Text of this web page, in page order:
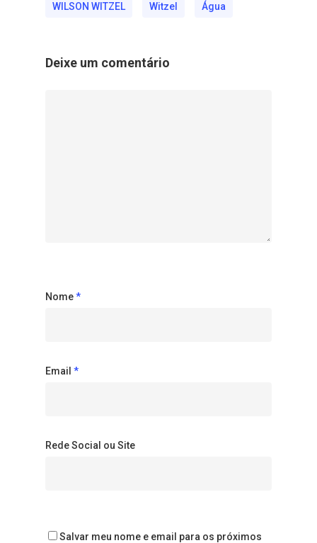
WILSON WITZEL Witzel Água
Deixe um comentário
Nome*
Email *
Rede Social ou Site
Salvar meu nome e email para os próximos